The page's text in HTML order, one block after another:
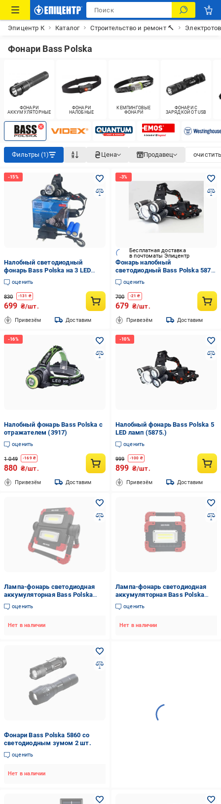
Эпицентр К Каталог Строительство и ремонт 🔨
Фонари Bass Polska
ФОНАРИ
АККУМУЛЯТОРНЫЕ
ФОНАРИ
НАЛОБНЫЕ
КЕМПИНГОВЫЕ
ФОНАРИ
ФОНАРИ С
ЗАРЯДКОЙ ОТ USB
Фильтры (1) Цена Продавец
Налобный светодиодный
фонарь Bass Polska на 3 LED
лампы (3916.)
оценить
830 -131 ₴
699 ₴/шт.
Привезём Доставим
Бесплатная доставка
в почтоматы Эпицентр
Фонарь налобный
светодиодный Bass Polska 5875
на 5 LED ламп (11871004)
оценить
700 -21 ₴
679 ₴/шт.
Привезём Доставим
Налобный фонарь Bass Polska с
отражателем (3917)
оценить
1 049 -169₴
880 ₴/шт.
Привезём Доставим
Налобный фонарь Bass Polska 5
LED ламп (5875.)
оценить
999 -100 ₴
899 ₴/шт.
Привезём Доставим
Лампа-фонарь светодиодная
аккумуляторная Bass Polska
для мастерской и дома с
функцией повербанк (5905)
оценить
Нет в наличии
Лампа-фонарь светодиодная
аккумуляторная Bass Polska
для мастерской и дома с
функцией повербанк (5907)
оценить
Нет в наличии
Фонари Bass Polska 5860 со
светодиодным зумом 2 шт.
оценить
Нет в наличии